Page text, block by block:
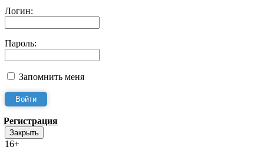
Логин:
Пароль:
Запомнить меня
Регистрация
Закрыть
16+